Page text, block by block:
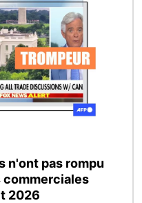
n'ont pas rompu
2026